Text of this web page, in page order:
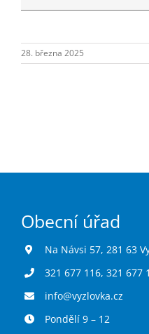
Skalská.
28. března 2025
Obecní úřad
Na Návsi 57, 281 63
321 677 116, 321 677
info@vyzlovka.cz
Pondělí 9 – 12